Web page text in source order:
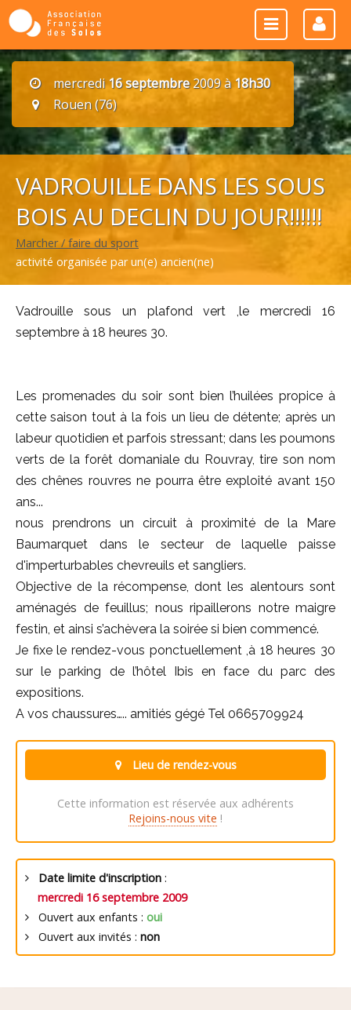
mercredi16 septembre2009 à18h30
Rouen (76)
VADROUILLE DANS LES SOUS
BOIS AU DECLIN DU JOUR!!!!!!
Marcher / faire du sport
activité organisée par un(e) ancien(ne)
Vadrouille sous un plafond vert ,le mercredi 16
septembre à 18 heures 30.
Les promenades du soir sont bien l’huilées propice à
cette saison tout à la fois un lieu de détente; après un
labeur quotidien et parfois stressant; dans les poumons
verts de la forêt domaniale du Rouvray, tire son nom
des chênes rouvres ne pourra être exploité avant 150
ans...
nous prendrons un circuit à proximité de la Mare
Baumarquet dans le secteur de laquelle paisse
d'imperturbables chevreuils et sangliers.
Objective de la récompense, dont les alentours sont
aménagés de feuillus; nous ripaillerons notre maigre
festin, et ainsi s’achèvera la soirée si bien commencé.
Je fixe le rendez-vous ponctuellement ,à 18 heures 30
sur le parking de l’hôtel Ibis en face du parc des
expositions.
A vos chaussures….. amitiés gégé Tel 0665709924
Lieu de rendez-vous
Cette information est réservée aux adhérents
Rejoins-nous vite !
Date limite d'inscription :
mercredi 16 septembre 2009
Ouvert aux enfants : oui
Ouvert aux invités : non